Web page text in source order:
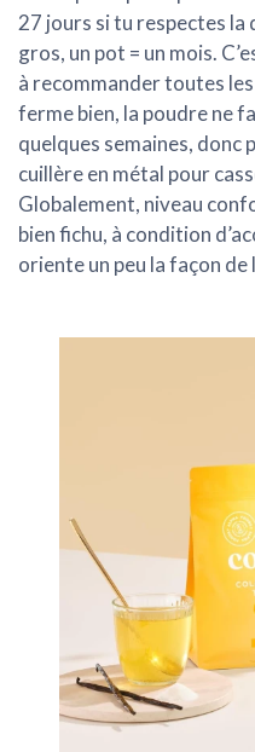
27 jours si tu respectes la
gros, un pot = un mois.
à recommander toutes
ferme bien, la poudre ne
quelques semaines, donc
cuillère en métal pour
Globalement, niveau
bien fichu, à condition
oriente un peu la façon de